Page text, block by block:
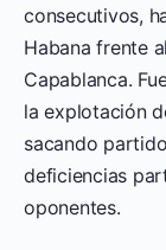
consecutivos,
Habana frente
Capablanca.
la explotación
sacando
deficiencias
oponentes.